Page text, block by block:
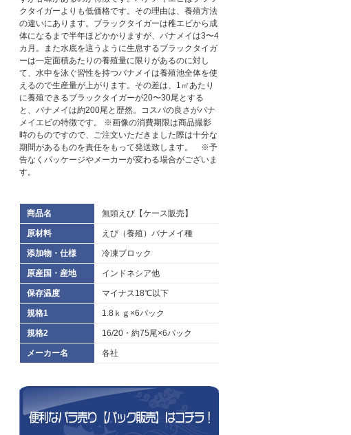
クタイガーよりも低価格です。その理由は、養殖方法
の違いにあります。ブラックタイガーは稚エビから成
体になるまで半年ほどかかりますが、バナメイは3〜4
カ月。また水底を這うように生息するブラックタイガ
ーは一定面積あたりの養殖量に限りがあるのに対し
て、水中を泳ぐ習性を持つバナメイは養殖池全体を使
えるので生産量が上がります。その差は、1㎡あたり
に養殖できるブラックタイガーが20〜30尾とする
と、バナメイは約200尾と歴然。コスパの良さがバナ
メイエビの特徴です。 ※画像の消費期限は商品撮影
時のものですので、ご注文いただきました際は十分な
期間があるものを責任をもって発送致します。 ※予
告なくパッケージやメーカーが変わる場合がございま
す。
商品名 無頭えび【ケース販売】
原材料 えび（養殖）バナメイ種
添加物・仕様 冷凍ブロック
原産国・産地 インドネシア他
保存温度 マイナス18℃以下
規格1 1.8ｋｇ×6パック
規格2 16/20・約75尾×6パック
メーカー名 各社